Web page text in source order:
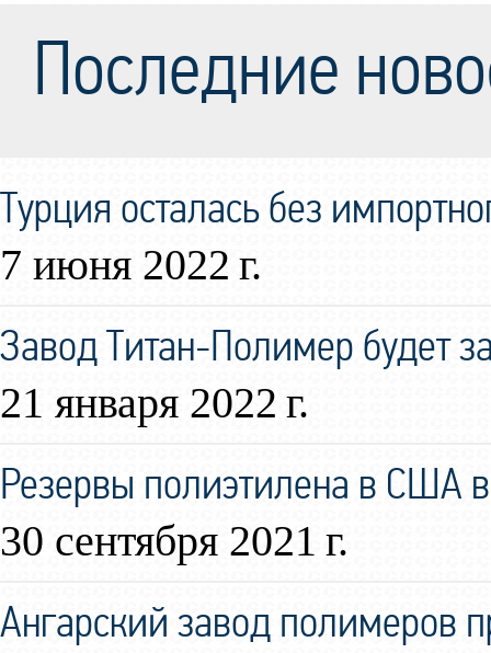
Последние
Турция осталась без
7 июня 2022 г.
Завод Титан-Полимер будет
21 января 2022 г.
Резервы полиэтилена в США
30 сентября 2021 г.
Ангарский завод полимеров